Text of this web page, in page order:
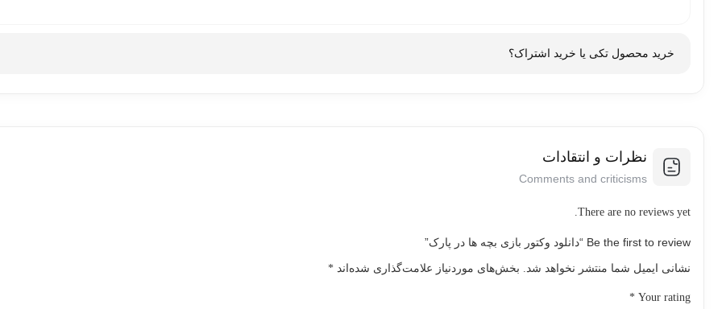
خرید محصول تکی یا خرید اشتراک؟
نظرات و انتقادات
Comments and criticisms
There are no reviews yet.
Be the first to review “دانلود وکتور بازی بچه ها در پارک”
نشانی ایمیل شما منتشر نخواهد شد. بخش‌های موردنیاز علامت‌گذاری شده‌اند *
Your rating
*